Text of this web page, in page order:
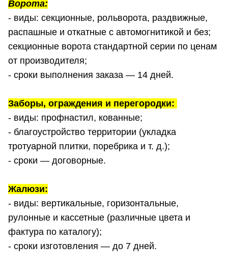
Ворота:
- виды: секционные, рольворота, раздвижные,
распашные и откатные с автомогнитикой и без;
секционные ворота стандартной серии по ценам
от производителя;
- сроки выполнения заказа — 14 дней.
Заборы, ограждения и перегородки:
- виды: профнастил, кованные;
- благоустройство территории (укладка
тротуарной плитки, поребрика и т. д.);
- сроки — договорные.
Жалюзи:
- виды: вертикальные, горизонтальные,
рулонные и кассетные (различные цвета и
фактура по каталогу);
- сроки изготовления — до 7 дней.